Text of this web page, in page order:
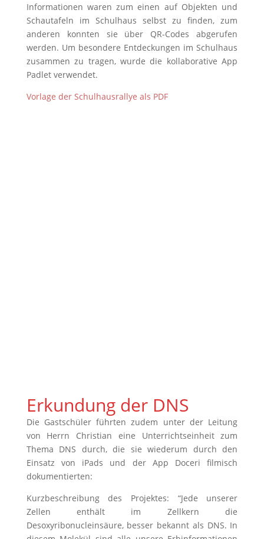
Informationen waren zum einen auf Objekten und
Schautafeln im Schulhaus selbst zu finden, zum
anderen konnten sie über QR-Codes abgerufen
werden. Um besondere Entdeckungen im Schulhaus
zusammen zu tragen, wurde die kollaborative App
Padlet verwendet.
Vorlage der Schulhausrallye als PDF
Erkundung der DNS
Die Gastschüler führten zudem unter der Leitung
von Herrn Christian eine Unterrichtseinheit zum
Thema DNS durch, die sie wiederum durch den
Einsatz von iPads und der App Doceri filmisch
dokumentierten:
Kurzbeschreibung des Projektes: “Jede unserer
Zellen enthält im Zellkern die
Desoxyribonucleinsäure, besser bekannt als DNS. In